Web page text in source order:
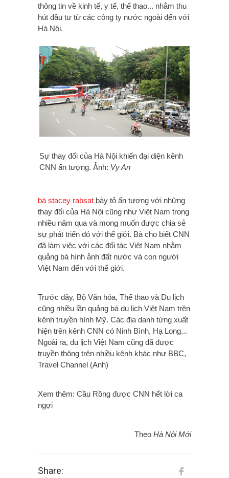
thông tin về kinh tế, y tế, thể thao... nhằm thu
hút đầu tư từ các công ty nước ngoài đến với
Hà Nội.
Sự thay đổi của Hà Nội khiến đại diện kênh
CNN ấn tượng. Ảnh: Vy An
bà stacey rabsat bày tỏ ấn tượng với những
thay đổi của Hà Nội cũng như Việt Nam trong
nhiều năm qua và mong muốn được chia sẻ
sự phát triển đó với thế giới. Bà cho biết CNN
đã làm việc với các đối tác Việt Nam nhằm
quảng bá hình ảnh đất nước và con người
Việt Nam đến với thế giới.
Trước đây, Bộ Văn hóa, Thể thao và Du lịch
cũng nhiều lần quảng bá du lịch Việt Nam trên
kênh truyền hình Mỹ. Các địa danh từng xuất
hiện trên kênh CNN có Ninh Bình, Hạ Long...
Ngoài ra, du lịch Việt Nam cũng đã được
truyền thông trên nhiều kênh khác như BBC,
Travel Channel (Anh)
Xem thêm: Cầu Rồng được CNN hết lời ca
ngợi
Theo Hà Nội Mới
Share: